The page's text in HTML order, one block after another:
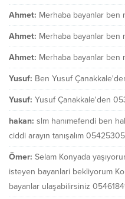
Ahmet: Merhaba bayanlar ben
Ahmet: Merhaba bayanlar ben
Ahmet: Merhaba bayanlar ben
Yusuf: Ben Yusuf
Yusuf: Yusuf Çanakkale'den
hakan: slm hanımefendi ben
ciddi arayın tanışalım
Ömer: Selam Konyada
isteyen bayanlari bekliyorum
bayanlar ulaşabilirsiniz